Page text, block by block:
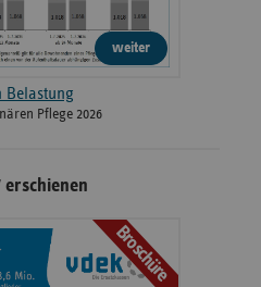
weiter
Belastung
Pflege 2026
erschienen
Broschüre